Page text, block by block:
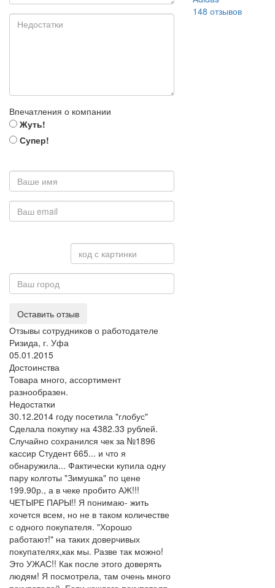
Впечатления о компании
Жуть!
Супер!
Оставить отзыв
Отзывы сотрудников о работодателе
Ризида, г. Уфа
05.01.2015
Достоинства
Товара много, ассортимент
разнообразен.
Недостатки
30.12.2014 году посетила "глобус"
Сделала покупку на 4382.33 рублей.
Случайно сохранился чек за №1896
кассир Студент 665... и что я
обнаружила... Фактически купила одну
пару колготы "Зимушка" по цене
199.90р., а в чеке пробито АЖ!!!
ЧЕТЫРЕ ПАРЫ!! Я понимаю- жить
хочется всем, но не в таком количестве
с одного покупателя. "Хорошо
работают!" на таких доверчивых
покупателях,как мы. Разве так можно!
Это УЖАС!! Как после этого доверять
людям! Я посмотрела, там очень много
148 отзывов